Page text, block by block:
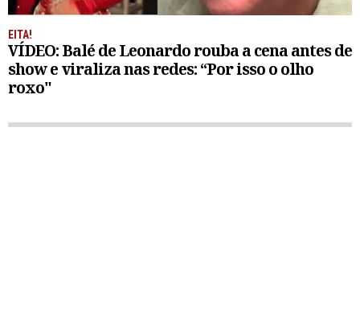
EITA!
VÍDEO: Balé de Leonardo rouba a cena antes de
show e viraliza nas redes: “Por isso o olho
roxo"